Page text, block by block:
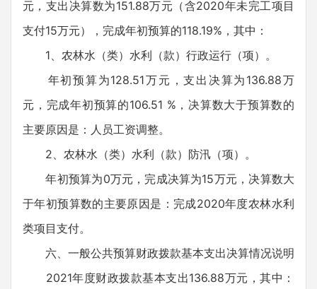
元，支出决算数为151.88万元（含2020年未完工项目
支付15万元），完成年初预算的118.19%，其中：
1、农林水（类）水利（款）行政运行（项）。
年初预算为128.51万元，支出决算为136.88万
元，完成年初预算的106.51 %，决算数大于预算数的
主要原因是：人员工资调整。
2、农林水（类）水利（款）防汛（项）。
年初预算为0万元，完成决算为15万元，决算数大
于年初预算数的主要原因是：完成2020年度农林水利
类项目支付。
六、一般公共预算财政拨款基本支出决算情况说明
2021年度财政拨款基本支出136.88万元，其中：